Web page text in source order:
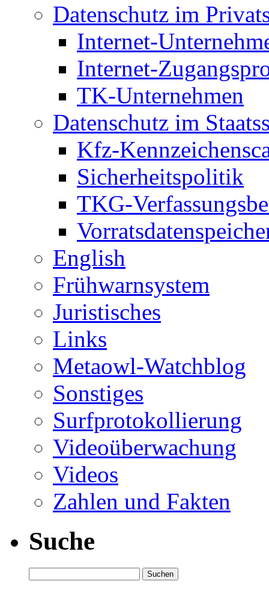
Datenschutz im
Internet-
Internet-
TK-Unternehmen
Datenschutz im
Kfz-
Sicherheitspolitik
TKG-
English
Frühwarnsystem
Juristisches
Links
Metaowl-Watchblog
Sonstiges
Surfprotokollierung
Videoüberwachung
Videos
Zahlen und Fakten
Suche